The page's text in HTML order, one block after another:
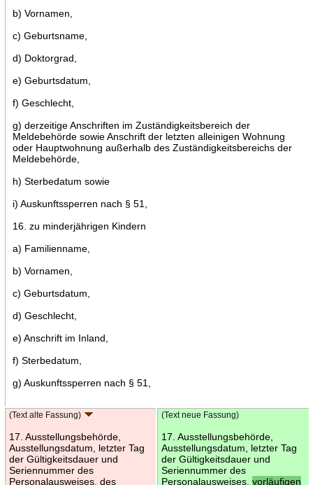
b) Vornamen,
c) Geburtsname,
d) Doktorgrad,
e) Geburtsdatum,
f) Geschlecht,
g) derzeitige Anschriften im Zuständigkeitsbereich der
Meldebehörde sowie Anschrift der letzten alleinigen Wohnung
oder Hauptwohnung außerhalb des Zuständigkeitsbereichs der
Meldebehörde,
h) Sterbedatum sowie
i) Auskunftssperren nach § 51,
16. zu minderjährigen Kindern
a) Familienname,
b) Vornamen,
c) Geburtsdatum,
d) Geschlecht,
e) Anschrift im Inland,
f) Sterbedatum,
g) Auskunftssperren nach § 51,
(Text alte Fassung)
17. Ausstellungsbehörde,
Ausstellungsdatum, letzter Tag
der Gültigkeitsdauer und
Seriennummer des
Personalausweises, des
(Text neue Fassung)
17. Ausstellungsbehörde,
Ausstellungsdatum, letzter Tag
der Gültigkeitsdauer und
Seriennummer des
Personalausweises, vorläufigen